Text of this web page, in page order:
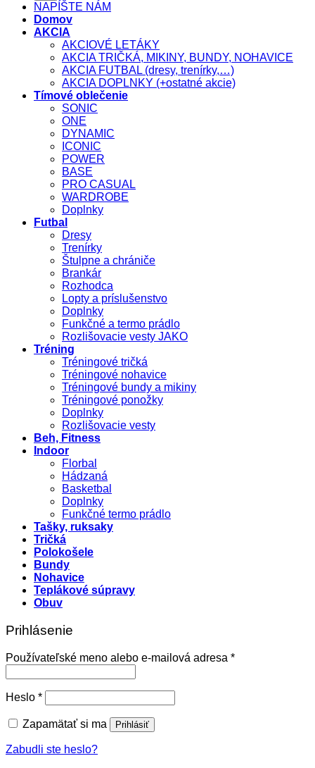
NAPÍŠTE NÁM
Domov
AKCIA
AKCIOVÉ LETÁKY
AKCIA TRIČKÁ, MIKINY, BUNDY, NOHAVICE
AKCIA FUTBAL (dresy, trenírky,…)
AKCIA DOPLNKY (+ostatné akcie)
Tímové oblečenie
SONIC
ONE
DYNAMIC
ICONIC
POWER
BASE
PRO CASUAL
WARDROBE
Doplnky
Futbal
Dresy
Trenírky
Štulpne a chrániče
Brankár
Rozhodca
Lopty a príslušenstvo
Doplnky
Funkčné a termo prádlo
Rozlišovacie vesty JAKO
Tréning
Tréningové tričká
Tréningové nohavice
Tréningové bundy a mikiny
Tréningové ponožky
Doplnky
Rozlišovacie vesty
Beh, Fitness
Indoor
Florbal
Hádzaná
Basketbal
Doplnky
Funkčné termo prádlo
Tašky, ruksaky
Tričká
Polokošele
Bundy
Nohavice
Teplákové súpravy
Obuv
Prihlásenie
Používateľské meno alebo e-mailová adresa *Povinné
Heslo *Povinné
Zapamätať si ma Prihlásiť
Zabudli ste heslo?